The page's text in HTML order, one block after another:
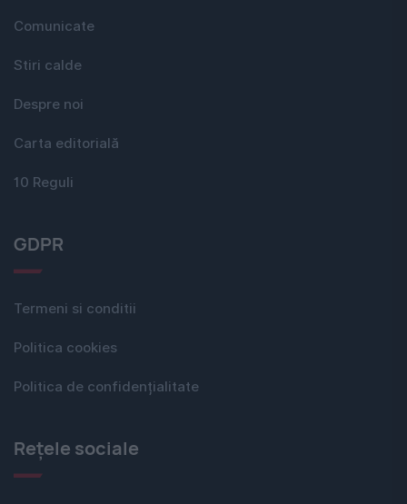
Comunicate
Stiri calde
Despre noi
Carta editorială
10 Reguli
GDPR
Termeni si conditii
Politica cookies
Politica de confidențialitate
Rețele sociale